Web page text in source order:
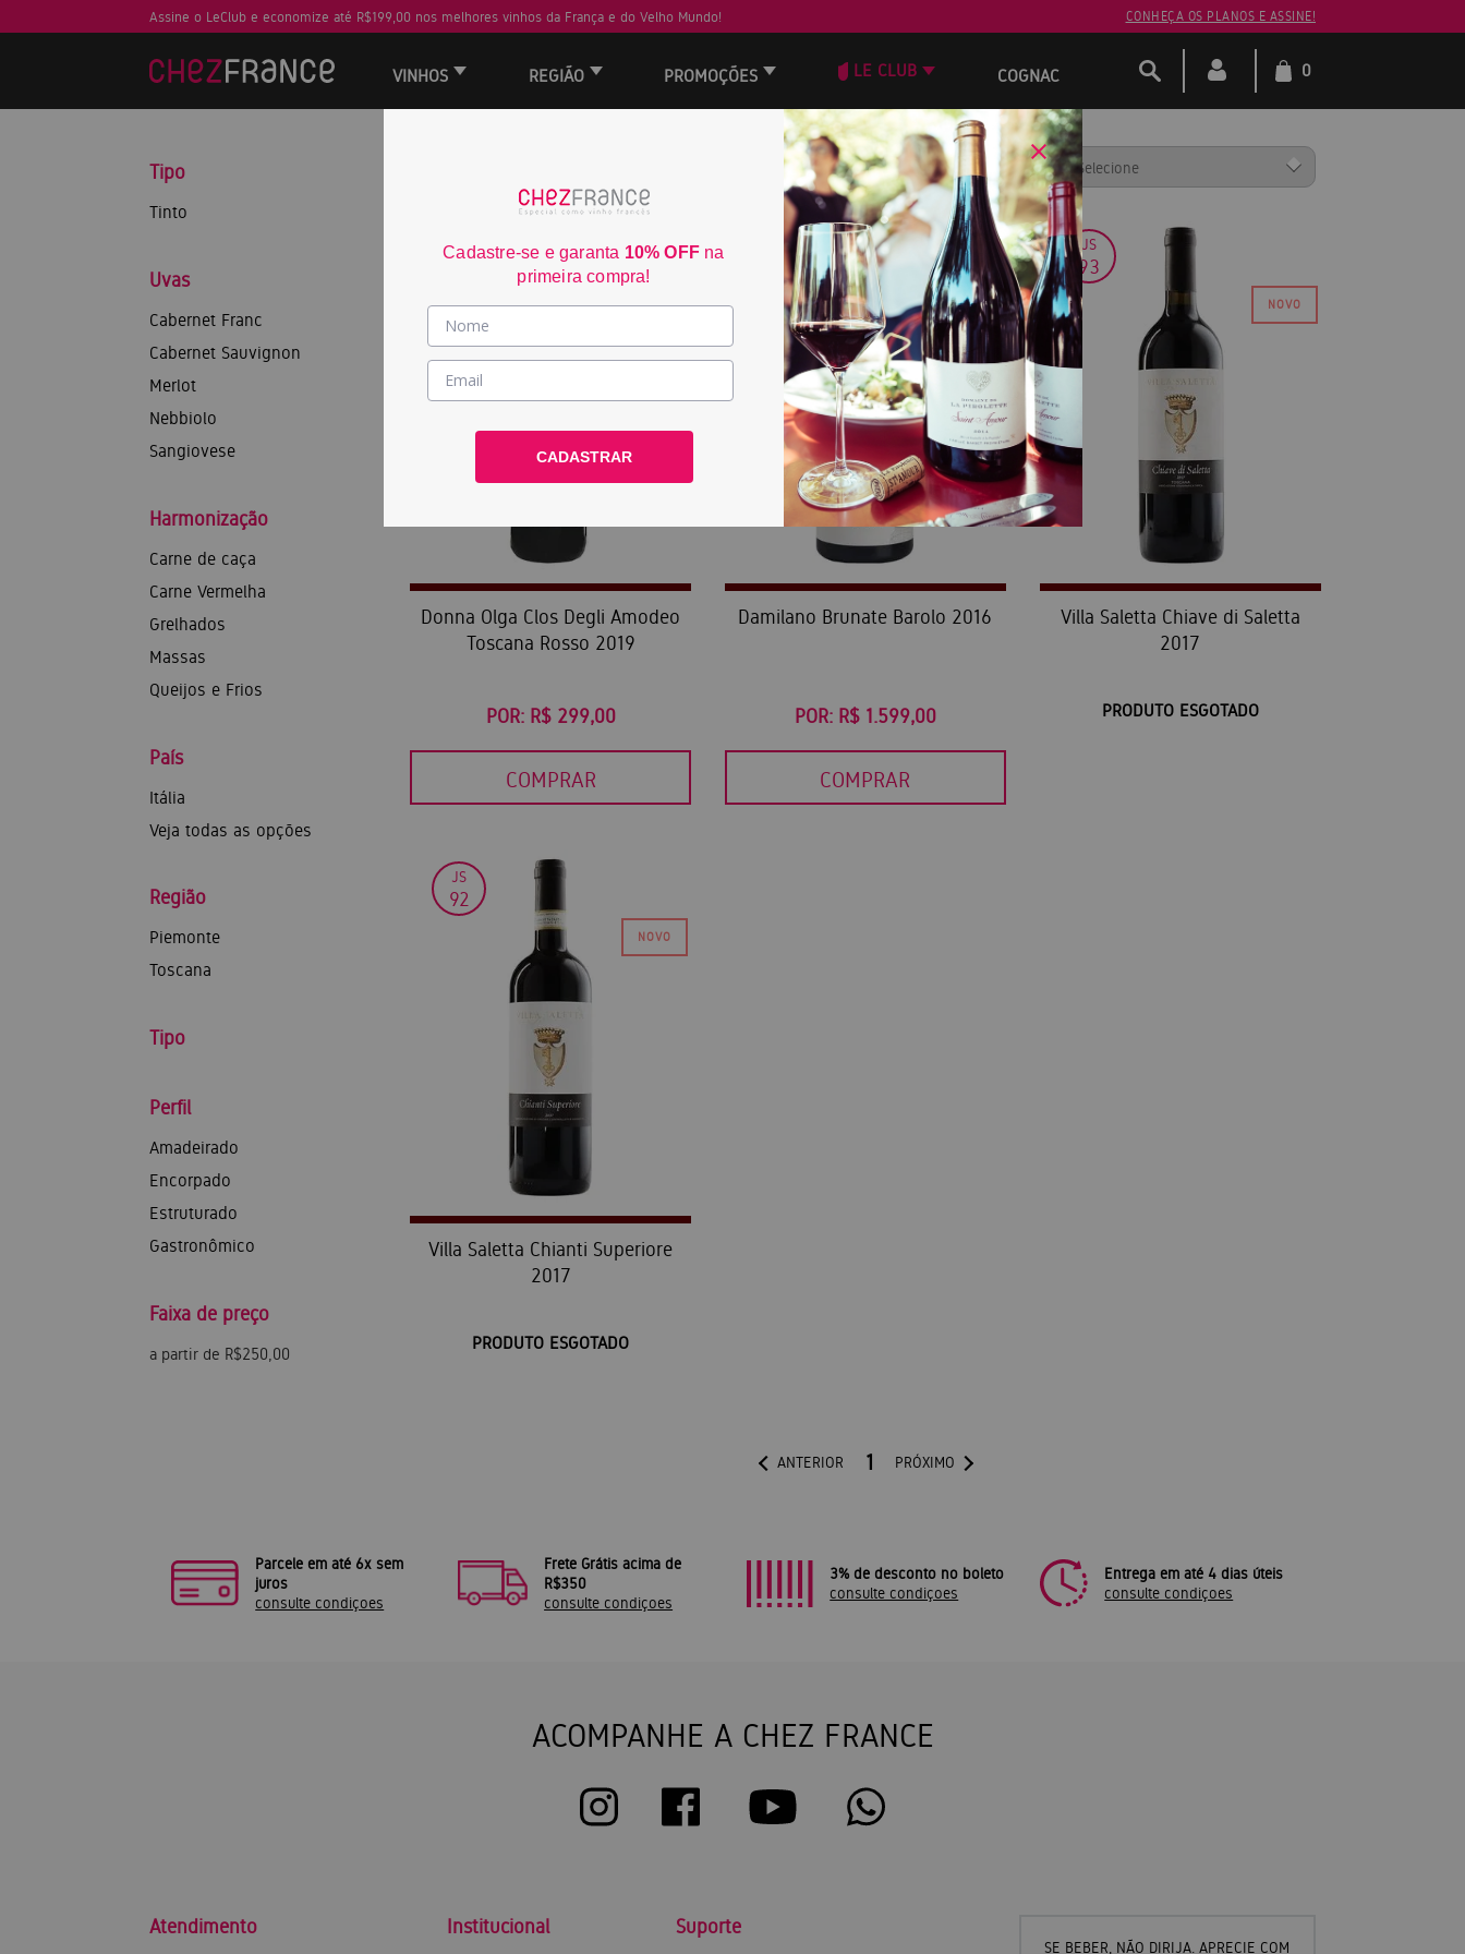
Assine o LeClub e economize até R$199,00 nos melhores vinhos da França e do Velho Mundo! CONHEÇA OS PLANOS E ASSINE!
VINHOS REGIÃO PROMOÇÕES LE CLUB COGNAC 0
Tipo
Tinto
Uvas
Cabernet Franc
Cabernet Sauvignon
Merlot
Nebbiolo
Sangiovese
Harmonização
Carne de caça
Carne Vermelha
Grelhados
Massas
Queijos e Frios
País
Itália
Veja todas as opções
Região
Piemonte
Toscana
Tipo
Perfil
Amadeirado
Encorpado
Estruturado
Gastronômico
Faixa de preço
a partir de R$250,00
ORDENAR POR:
Donna Olga Clos Degli Amodeo
Toscana Rosso 2019
POR: R$ 299,00
COMPRAR
95
Damilano Brunate Barolo 2016
POR: R$ 1.599,00
COMPRAR
JS
93
Villa Saletta Chiave di Saletta
2017
PRODUTO ESGOTADO
JS
92
Villa Saletta Chianti Superiore
2017
PRODUTO ESGOTADO
ANTERIOR 1 PRÓXIMO
Parcele em até 6x sem
juros
consulte condiçoes
Frete Grátis acima de
R$350
consulte condiçoes
3% de desconto no boleto
consulte condiçoes
Entrega em até 4 dias úteis
consulte condiçoes
ACOMPANHE A CHEZ FRANCE
Atendimento Institucional Suporte
SE BEBER, NÃO DIRIJA. APRECIE COM
Cadastre-se e garanta 10% OFF na
primeira compra!
CADASTRAR